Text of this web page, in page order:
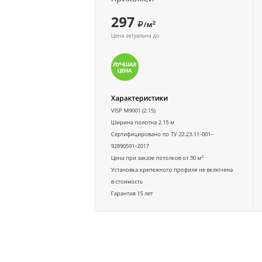
297 /м2
Цена актуальна до
Характеристики
VISP M9001 (2.15)
Ширина полотна 2.15 м
Сертифицировано по ТУ 22.23.11-001-
92890591-2017
Цена при заказе потолков от 30 м2
Установка крепежного профиля не включена
в стоимость
Гарантия 15 лет